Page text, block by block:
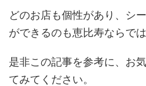
どのお店も個性があり、シ
ができるのも恵比寿ならでは
是非この記事を参考に、お
てみてください。